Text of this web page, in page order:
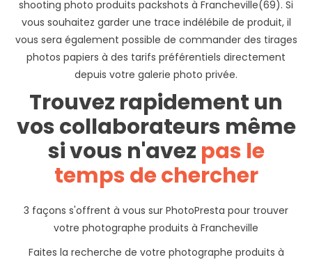
shooting photo produits packshots à Francheville(69). Si
vous souhaitez garder une trace indélébile de produit, il
vous sera également possible de commander des tirages
photos papiers à des tarifs préférentiels directement
depuis votre galerie photo privée.
Trouvez rapidement un
vos collaborateurs même
si vous n'avez pas le
temps de chercher
3 façons s'offrent à vous sur PhotoPresta pour trouver
votre photographe produits à Francheville
Faites la recherche de votre photographe produits à